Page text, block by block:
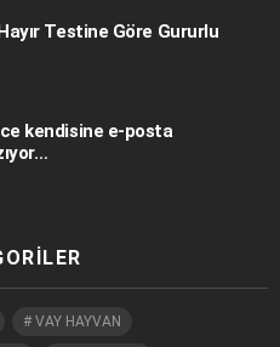
Testine Göre Gururlu
kendisine e-posta
VAY HAYVAN